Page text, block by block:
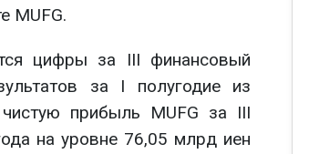
MUFG.
цифры за III финансовый
за I полугодие из
прибыль MUFG за III
на уровне 76,05 млрд иен